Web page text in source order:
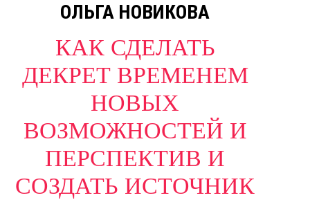
ОЛЬГА НОВИКОВА
КАК СДЕЛАТЬ
ДЕКРЕТ ВРЕМЕНЕМ
НОВЫХ
ВОЗМОЖНОСТЕЙ И
ПЕРСПЕКТИВ И
СОЗДАТЬ ИСТОЧНИК